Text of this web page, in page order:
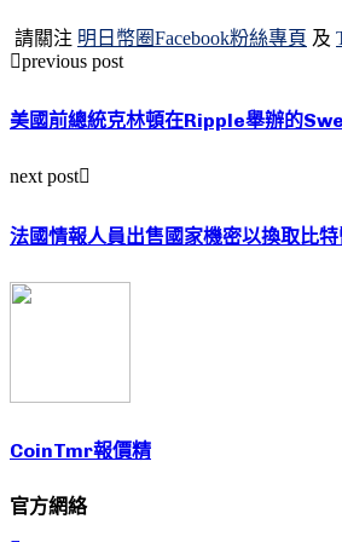
請關注 明日幣圈Facebook粉絲專頁 及
previous post
美國前總統克林頓在Ripple舉辦的
next post
法國情報人員出售國家機密以換取比
CoinTmr報價精
官方網絡